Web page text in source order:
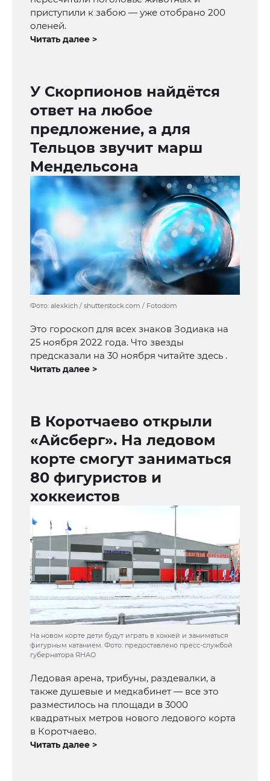
приступили к забою — уже отобрано 200
оленей.
Читать далее >
У Скорпионов найдётся
ответ на любое
предложение, а для
Тельцов звучит марш
Мендельсона
Фото: alexkich / shutterstock.com / Fotodom
Это гороскоп для всех знаков Зодиака на
25 ноября 2022 года. Что звезды
предсказали на 30 ноября читайте здесь .
Читать далее >
В Коротчаево открыли
«Айсберг». На ледовом
корте смогут заниматься
80 фигуристов и
хоккеистов
На новом корте дети будут играть в хоккей и заниматься
фигурным катанием. Фото: предоставлено пресс-службой
губернатора ЯНАО
Ледовая арена, трибуны, раздевалки, а
также душевые и медкабинет — все это
разместилось на площади в 3000
квадратных метров нового ледового корта
в Коротчаево.
Читать далее >